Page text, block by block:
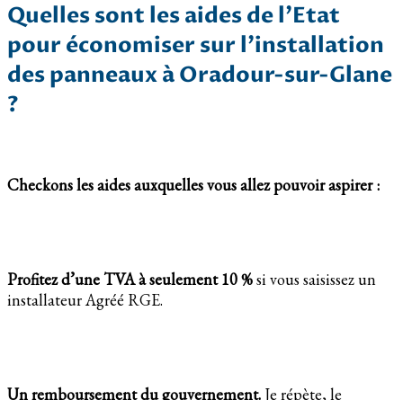
Quelles sont les aides de l’Etat
pour économiser sur l’installation
des panneaux à Oradour-sur-Glane
?
Checkons les aides auxquelles vous allez pouvoir aspirer :
Profitez d’une TVA à seulement 10 %si vous saisissez un
installateur Agréé RGE.
Un remboursement du gouvernement. Je répète, le